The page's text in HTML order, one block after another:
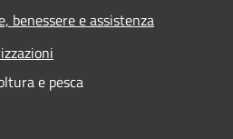
benessere e assistenza
e pesca